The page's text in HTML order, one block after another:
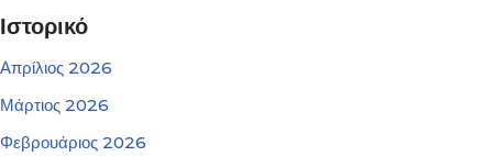
Ιστορικό
Απρίλιος 2026
Μάρτιος 2026
Φεβρουάριος 2026